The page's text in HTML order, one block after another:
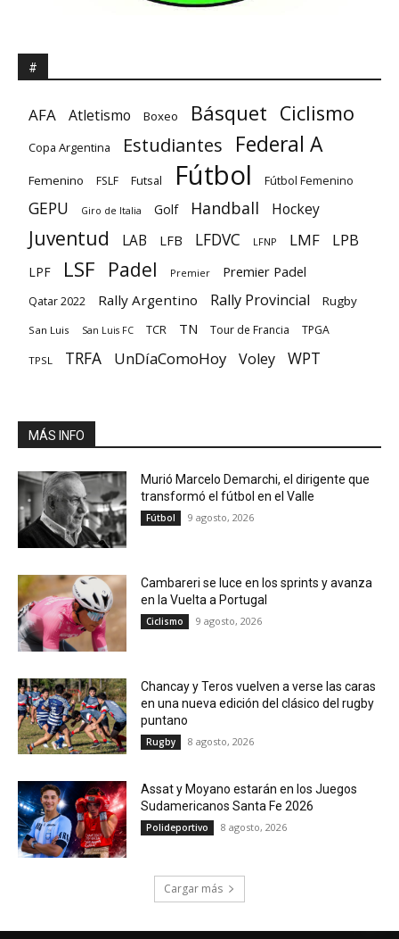
#
AFA Atletismo Boxeo Básquet Ciclismo
Copa Argentina Estudiantes Federal A
Femenino FSLF Futsal Fútbol Fútbol Femenino
GEPU Giro de Italia Golf Handball Hockey
Juventud LAB LFB LFDVC LFNP LMF LPB
LPF LSF Padel Premier Premier Padel
Qatar 2022 Rally Argentino Rally Provincial Rugby
San Luis San Luis FC TCR TN Tour de Francia TPGA
TPSL TRFA UnDíaComoHoy Voley WPT
MÁS INFO
Murió Marcelo Demarchi, el dirigente que
transformó el fútbol en el Valle
Fútbol 9 agosto, 2026
Cambareri se luce en los sprints y avanza
en la Vuelta a Portugal
Ciclismo 9 agosto, 2026
Chancay y Teros vuelven a verse las caras
en una nueva edición del clásico del rugby
puntano
Rugby 8 agosto, 2026
Assat y Moyano estarán en los Juegos
Sudamericanos Santa Fe 2026
Polideportivo 8 agosto, 2026
Cargar más